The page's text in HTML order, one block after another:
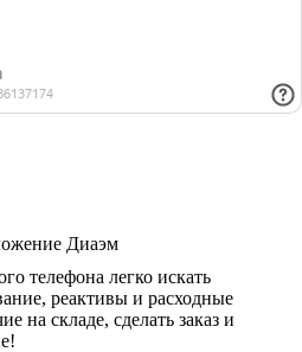
Диаэм
телефона легко искать
реактивы и расходные
на складе, сделать заказ и